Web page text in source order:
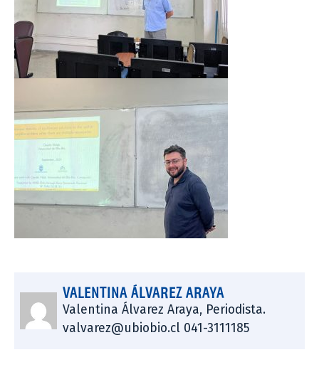
VALENTINA ÁLVAREZ ARAYA
Valentina Álvarez Araya, Periodista.
valvarez@ubiobio.cl 041-3111185